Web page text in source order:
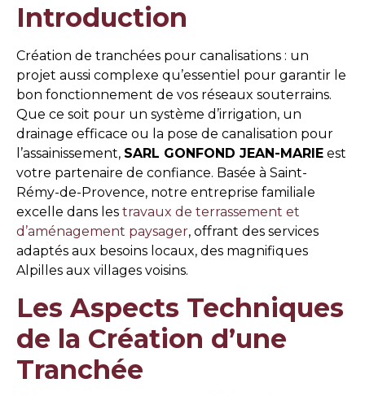
Introduction
Création de tranchées pour canalisations : un
projet aussi complexe qu’essentiel pour garantir le
bon fonctionnement de vos réseaux souterrains.
Que ce soit pour un système d’irrigation, un
drainage efficace ou la pose de canalisation pour
l’assainissement, SARL GONFOND JEAN-MARIE est
votre partenaire de confiance. Basée à Saint-
Rémy-de-Provence, notre entreprise familiale
excelle dans les travaux de terrassement et
d’aménagement paysager, offrant des services
adaptés aux besoins locaux, des magnifiques
Alpilles aux villages voisins.
Les Aspects Techniques
de la Création d’une
Tranchée